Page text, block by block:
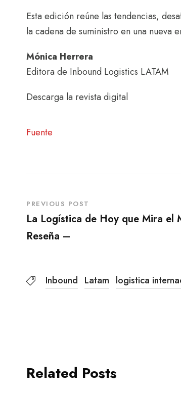
Esta edición reúne las tendencias,
la cadena de suministro en una
Mónica Herrera
Editora de Inbound Logistics LATAM
Descarga la revista digital
Fuente
PREVIOUS POST
La Logística de Hoy que Mira el
Reseña –
Inbound Latam logistica
Related Posts